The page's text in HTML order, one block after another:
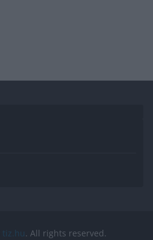
tiz.hu. All rights reserved.